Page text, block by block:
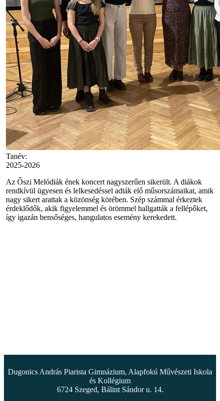
Tanév:
2025-2026
Az Őszi Melódiák ének koncert nagyszerűen sikerült. A diákok
rendkívül ügyesen és lelkesedéssel adták elő műsorszámaikat, amik
nagy sikert arattak a közönség körében. Szép számmal érkeztek
érdeklődők, akik figyelemmel és örömmel hallgatták a fellépőket,
így igazán bensőséges, hangulatos esemény kerekedett.
Dugonics András Piarista Gimnázium, Alapfokú Művészeti Iskola
és Kollégium
6724 Szeged, Bálint Sándor u. 14.